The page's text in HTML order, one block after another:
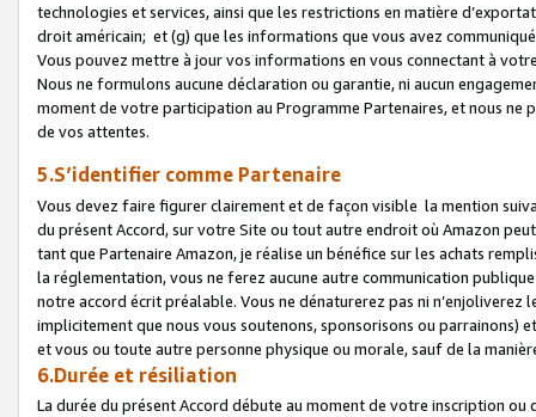
technologies et services, ainsi que les restrictions en matière
droit américain; et (g) que les informations que vous avez
Vous pouvez mettre à jour vos informations en vous connectant à
Nous ne formulons aucune déclaration ou garantie, ni aucun
moment de votre participation au Programme Partenaires, et nous
de vos attentes.
5.S’identifier comme Partenaire
Vous devez faire figurer clairement et de façon visible la mention
du présent Accord, sur votre Site ou tout autre endroit où Amazon
tant que Partenaire Amazon, je réalise un bénéfice sur les achats
la réglementation, vous ne ferez aucune autre communication
notre accord écrit préalable. Vous ne dénaturerez pas ni
implicitement que nous vous soutenons, sponsorisons ou parrainons)
et vous ou toute autre personne physique ou morale, sauf de la
6.Durée et résiliation
La durée du présent Accord débute au moment de votre inscription